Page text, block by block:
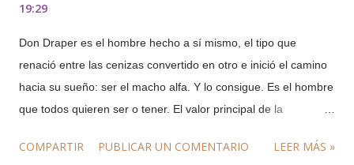
19:29
Don Draper es el hombre hecho a sí mismo, el tipo que
renació entre las cenizas convertido en otro e inició el camino
hacia su sueño: ser el macho alfa. Y lo consigue. Es el hombre
que todos quieren ser o tener. El valor principal de la
Pero no consigue ser feliz. A lo largo de la serie hemos asistido
COMPARTIR PUBLICAR UN COMENTARIO LEER MÁS »